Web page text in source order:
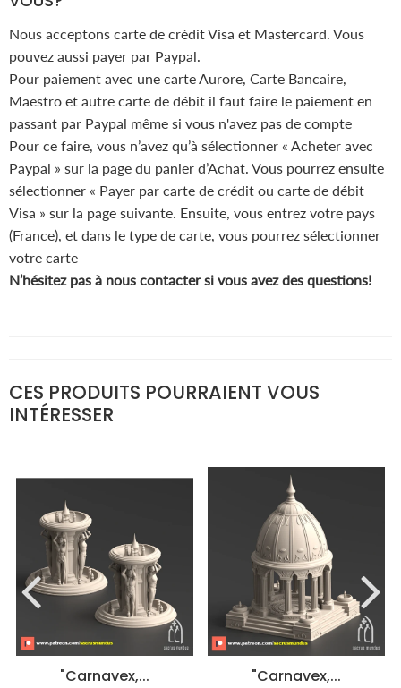
Nous acceptons carte de crédit Visa et Mastercard. Vous
pouvez aussi payer par Paypal.
Pour paiement avec une carte Aurore, Carte Bancaire,
Maestro et autre carte de débit il faut faire le paiement en
passant par Paypal même si vous n'avez pas de compte
Pour ce faire, vous n’avez qu’à sélectionner « Acheter avec
Paypal » sur la page du panier d’Achat. Vous pourrez ensuite
sélectionner « Payer par carte de crédit ou carte de débit
Visa » sur la page suivante. Ensuite, vous entrez votre pays
(France), et dans le type de carte, vous pourrez sélectionner
votre carte
N’hésitez pas à nous contacter si vous avez des questions!
CES PRODUITS POURRAIENT VOUS
INTÉRESSER
"Carnavex,... "Carnavex,...